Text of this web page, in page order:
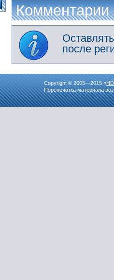
Комментарии
после
Copyright © 2005—2015 «
Перепечатка материала